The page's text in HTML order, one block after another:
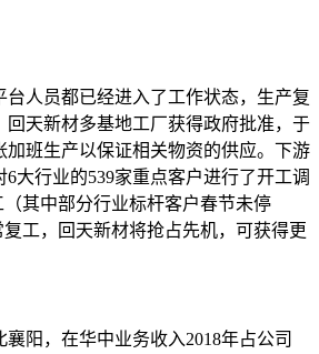
台人员都已经进入了工作状态，生产复
回天新材多基地工厂获得政府批准，于
加班生产以保证相关物资的供应。下游
大行业的539家重点客户进行了开工调
其中部分行业标杆客户春节未停
工，回天新材将抢占先机，可获得更
襄阳，在华中业务收入2018年占公司